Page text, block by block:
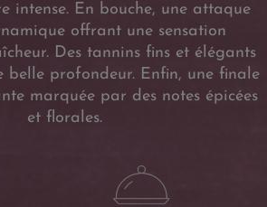
intense. En bouche, une attaque
offrant une sensation
Des tannins fins et élégants
belle profondeur. Enfin, une finale
marquée par des notes épicées
et florales.